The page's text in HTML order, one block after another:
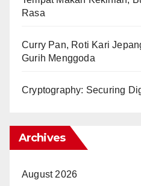
Rasa
Curry Pan, Roti Kari
Gurih Menggoda
Cryptography: Securing
Archives
August 2026